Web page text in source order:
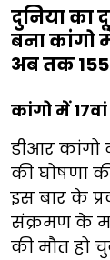
दुनिया का
बना कांगो
अब तक
कांगो में
डीआर कांगो
की घोषणा
इस बार के
संक्रमण के
की मौत हो